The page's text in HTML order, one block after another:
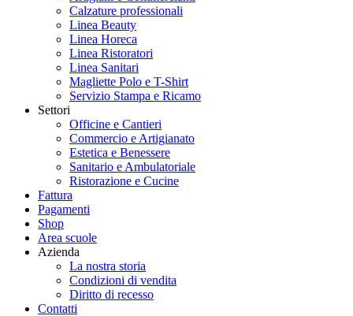
Calzature professionali
Linea Beauty
Linea Horeca
Linea Ristoratori
Linea Sanitari
Magliette Polo e T-Shirt
Servizio Stampa e Ricamo
Settori
Officine e Cantieri
Commercio e Artigianato
Estetica e Benessere
Sanitario e Ambulatoriale
Ristorazione e Cucine
Fattura
Pagamenti
Shop
Area scuole
Azienda
La nostra storia
Condizioni di vendita
Diritto di recesso
Contatti